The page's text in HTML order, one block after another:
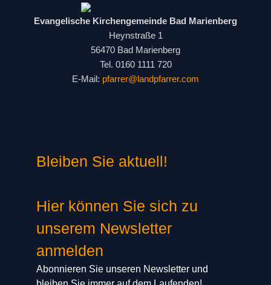
Evangelische Kirchengemeinde Bad Marienberg
Heynstraße 1
56470 Bad Marienberg
Tel. 0160 1111 720
E-Mail: pfarrer@landpfarrer.com
Bleiben Sie aktuell!
Hier können Sie sich zu
unserem Newsletter
anmelden
Abonnieren Sie unseren Newsletter und